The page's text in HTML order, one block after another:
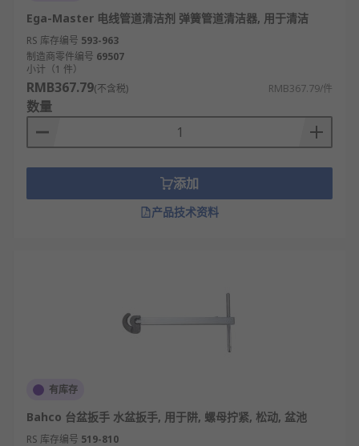
漏、马桶等常见管道堵塞问题。
市政排水管网维护，需要大型高压清洗车等专
业设备进行定期疏通养护。
餐饮业厨房管道，专门处理含大量油脂、食物
残渣的特殊性堵塞。
工业管道清理，针对工业废水管、工艺管道中
的特定沉积物进行专业清理。
物业管理维护，负责小区内公共排污管道、化
粪池的定期疏通养护工作。
宾馆酒店管道维护，需要快速响应并解决客房
的管道疏通和验收检查
的产品供您挑选，从而满足不同的应用场景需求。
欢迎查看和订购RS 欧时的管道疏通器及相关产品，
Ega-Master 电线管道清洁剂 弹簧管道清洁器, 用于清洁
RS 库存编号 593-963
制造商零件编号 69507
小计（1 件）
RMB367.79(不含税) RMB367.79/件
数量
添加
产品技术资料
有库存
Bahco 台盆扳手 水盆扳手, 用于阱, 螺母拧紧, 松动, 盆池
RS 库存编号 519-810